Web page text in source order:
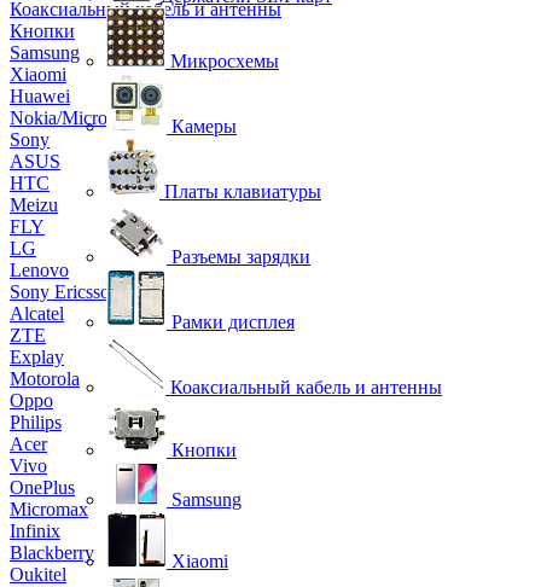
Коаксиальный кабель и антенны
Кнопки
Samsung
Xiaomi
Huawei
Nokia/Microsoft
Sony
ASUS
HTC
Meizu
FLY
LG
Lenovo
Sony Ericsson
Alcatel
ZTE
Explay
Motorola
Oppo
Philips
Acer
Vivo
OnePlus
Micromax
Infinix
Blackberry
Oukitel
Микросхемы
Камеры
Платы клавиатуры
Разъемы зарядки
Рамки дисплея
Коаксиальный кабель и антенны
Кнопки
Samsung
Xiaomi